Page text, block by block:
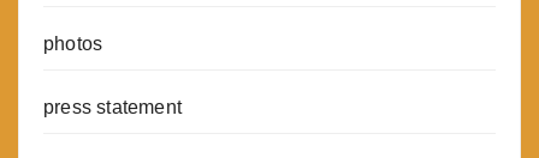
photos
press statement